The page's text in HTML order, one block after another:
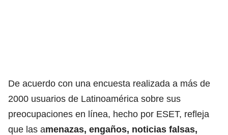
De acuerdo con una encuesta realizada a más de
2000 usuarios de Latinoamérica sobre sus
preocupaciones en línea, hecho por ESET, refleja
que las amenazas, engaños, noticias falsas,